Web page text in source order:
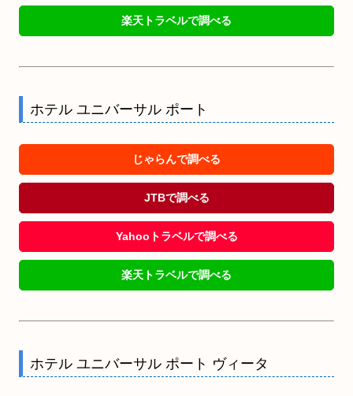
楽天トラベルで調べる
ホテル ユニバーサル ポート
じゃらんで調べる
JTBで調べる
Yahooトラベルで調べる
楽天トラベルで調べる
ホテル ユニバーサル ポート ヴィータ